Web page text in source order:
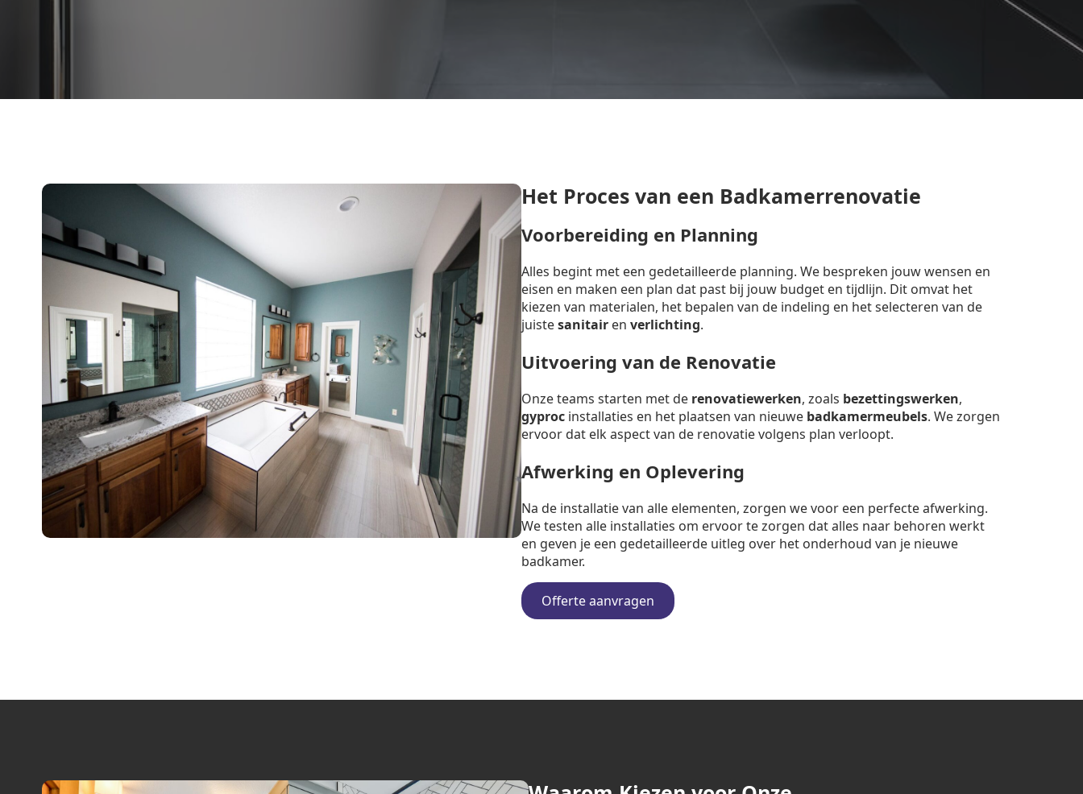
Het Proces van een Badkamerrenovatie
Voorbereiding en Planning
Alles begint met een gedetailleerde planning. We bespreken jouw wensen en
eisen en maken een plan dat past bij jouw budget en tijdlijn. Dit omvat het
kiezen van materialen, het bepalen van de indeling en het selecteren van de
juistesanitair en verlichting.
Uitvoering van de Renovatie
Onze teams starten met de renovatiewerken, zoals bezettingswerken,
gyproc installaties en het plaatsen van nieuwe badkamermeubels. We zorgen
ervoor dat elk aspect van de renovatie volgens plan verloopt.
Afwerking en Oplevering
Na de installatie van alle elementen, zorgen we voor een perfecte afwerking.
We testen alle installaties om ervoor te zorgen dat alles naar behoren werkt
en geven je een gedetailleerde uitleg over het onderhoud van je nieuwe
badkamer.
Offerte aanvragen